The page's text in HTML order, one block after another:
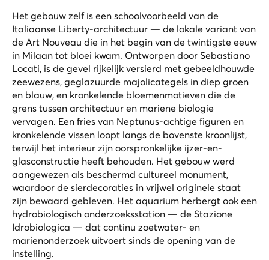
Het gebouw zelf is een schoolvoorbeeld van de
Italiaanse Liberty-architectuur — de lokale variant van
de Art Nouveau die in het begin van de twintigste eeuw
in Milaan tot bloei kwam. Ontworpen door Sebastiano
Locati, is de gevel rijkelijk versierd met gebeeldhouwde
zeewezens, geglazuurde majolicategels in diep groen
en blauw, en kronkelende bloemenmotieven die de
grens tussen architectuur en mariene biologie
vervagen. Een fries van Neptunus-achtige figuren en
kronkelende vissen loopt langs de bovenste kroonlijst,
terwijl het interieur zijn oorspronkelijke ijzer-en-
glasconstructie heeft behouden. Het gebouw werd
aangewezen als beschermd cultureel monument,
waardoor de sierdecoraties in vrijwel originele staat
zijn bewaard gebleven. Het aquarium herbergt ook een
hydrobiologisch onderzoeksstation — de Stazione
Idrobiologica — dat continu zoetwater- en
marienonderzoek uitvoert sinds de opening van de
instelling.